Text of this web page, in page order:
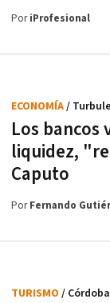
PoriProfesional
Los
liquidez,
Caputo
ECONOMÍA/
PorFernando
TURISMO / Córdoba